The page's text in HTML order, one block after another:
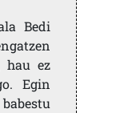
Bedi
hau ez
Egin